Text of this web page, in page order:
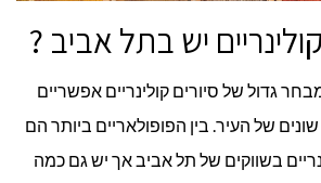
יש בתל אביב ?
גדול של סיורים קולינריים אפשריים
שונים של העיר. בין הפופולאריים ביותר הם
בשווקים של תל אביב אך יש גם כמה